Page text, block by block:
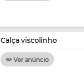
Calça viscolinho
Ver anúncio